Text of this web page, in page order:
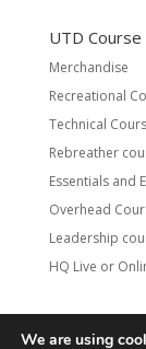
UTD
Merchandise
Recreational
Technical
Rebreather
Essentials and
Overhead
Leadership
HQ Live or
We are using